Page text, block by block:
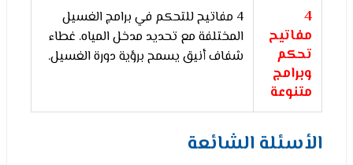
4
مفاتيح
تحكم
وبرامج
متنوعة
4 مفاتيح للتحكم في برامج الغسيل
المختلفة مع تحديد مدخل المياه. غطاء
شفاف أنيق يسمح برؤية دورة الغسيل.
الأسئلة الشائعة